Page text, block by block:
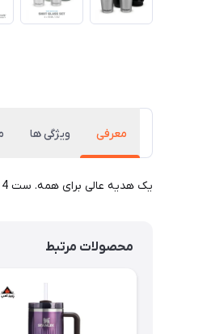
معرفی ویژگی ها
یک هدیه عالی برای همه. ست 4 عدد شات استیل ضد زنگ (هر کدام 59 میلی لیتر) در یک کیس کاربردی.در طبیعت، داشتن یک سری دوستان و چیزی برای گرم کردن خوب است.
محصولات مرتبط